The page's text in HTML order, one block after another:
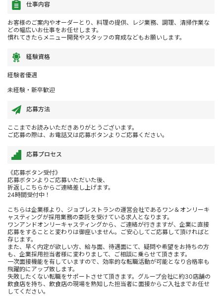
仕事内容
お客様のご案内やオーダーとり、料理の提供、レジ業務、調理、清掃作業な
どの幅広いお仕事をお任せします。
慣れてきたらメニュー開発やスタッフの育成などもお願いします。
経験資格
経験者優遇
未経験・新卒歓迎
応募方法
ここまでお読みいただきありがとうございます。
ご応募の際は、お電話又は応募ボタンよりご応募ください。
応募プロセス
《応募ボタン受付》
応募ボタンよりご応募いただいた後、
折返しこちらからご連絡差し上げます。
24時間受付中！
こちらは企業様より、ジョブレストランの運営会社であるワン＆オンリーキ
ャスティングが採用業務の委託を受けている求人となります。
ワンアンドオンリーキャスティングから、ご連絡が行きますが、企業に直接
応募をすることと変わりは御座いません。ご安心してご応募して頂ければと
存じます。
また、早く内定が欲しい方、給与面、待遇面にて、疑問や希望をお持ちの方
も、企業採用担当者様に変わりまして、ご相談に乗らせて頂きます。
一次面接機能を有していますので、効率的な転職活動が可能となり合格率も
飛躍的にアップ致します。
失敗したくない転職をサポートさせて頂きます。グループ会社に約30店舗の
飲食店を持ち、飲食店の現場を熟知した担当者に面接からご入社までお任せ
してください。